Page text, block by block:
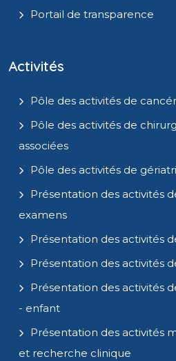
Portail de transparence
Activités
Pôle des activités de
Pôle des activités de
associées
Pôle des activités de
Présentation des activités
examens
Présentation des activités
Présentation des activités
Présentation des activités
- enfant
Présentation des activités
et recherche clinique